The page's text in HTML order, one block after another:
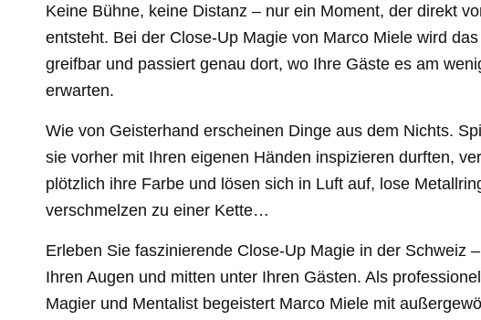
Keine Bühne, keine Distanz – nur ein Moment, der direkt
entsteht. Bei der Close-Up Magie von Marco Miele wird
greifbar und passiert genau dort, wo Ihre Gäste es am
erwarten.
Wie von Geisterhand erscheinen Dinge aus dem Nichts.
sie vorher mit Ihren eigenen Händen inspizieren durften,
plötzlich ihre Farbe und lösen sich in Luft auf, lose
verschmelzen zu einer Kette…
Erleben Sie faszinierende Close-Up Magie in der Schweiz
Ihren Augen und mitten unter Ihren Gästen. Als
Magier und Mentalist begeistert Marco Miele mit